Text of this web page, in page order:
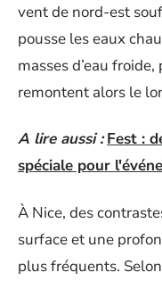
vent de nord-est
pousse les eaux
masses d’eau
remontent alors le
A lire aussi : Fest :
spéciale pour
À Nice, des
surface et une
plus fréquents.